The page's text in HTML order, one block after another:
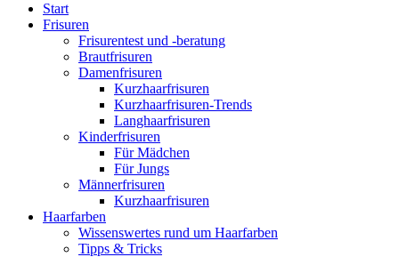
Start
Frisuren
Frisurentest und -beratung
Brautfrisuren
Damenfrisuren
Kurzhaarfrisuren
Kurzhaarfrisuren-Trends
Langhaarfrisuren
Kinderfrisuren
Für Mädchen
Für Jungs
Männerfrisuren
Kurzhaarfrisuren
Haarfarben
Wissenswertes rund um Haarfarben
Tipps & Tricks